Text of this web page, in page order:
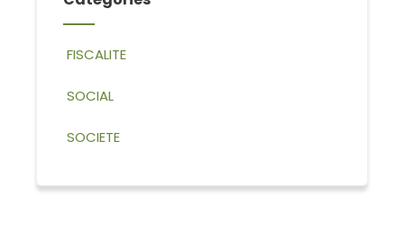
FISCALITE
SOCIAL
SOCIETE